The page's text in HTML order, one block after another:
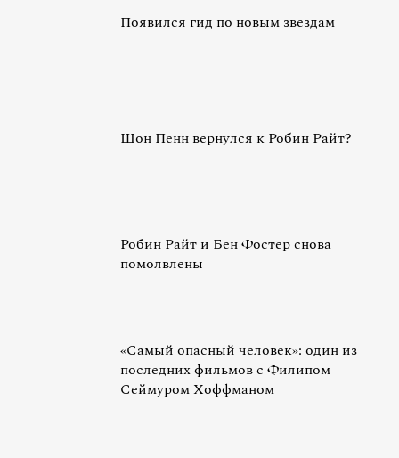
Появился гид по новым звездам
Шон Пенн вернулся к Робин Райт?
Робин Райт и Бен Фостер снова
помолвлены
«Самый опасный человек»: один из
последних фильмов с Филипом
Сеймуром Хоффманом